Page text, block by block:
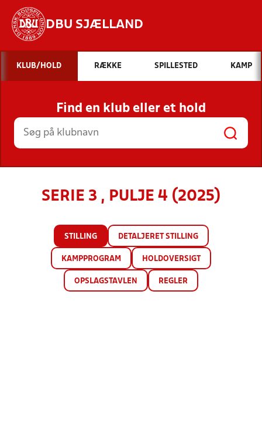
DBU SJÆLLAND
Hvad vil du søge efter?
INDHOLD OG NYHEDER
STILLINGER, RESULTATER, KLUBBER OG
HOLD
KLUB/HOLD RÆKKE SPILLESTED KAMP
Find en klub eller et hold
SERIE 3 , PULJE 4 (2025)
STILLING DETALJERET STILLING
KAMPPROGRAM HOLDOVERSIGT
OPSLAGSTAVLEN REGLER